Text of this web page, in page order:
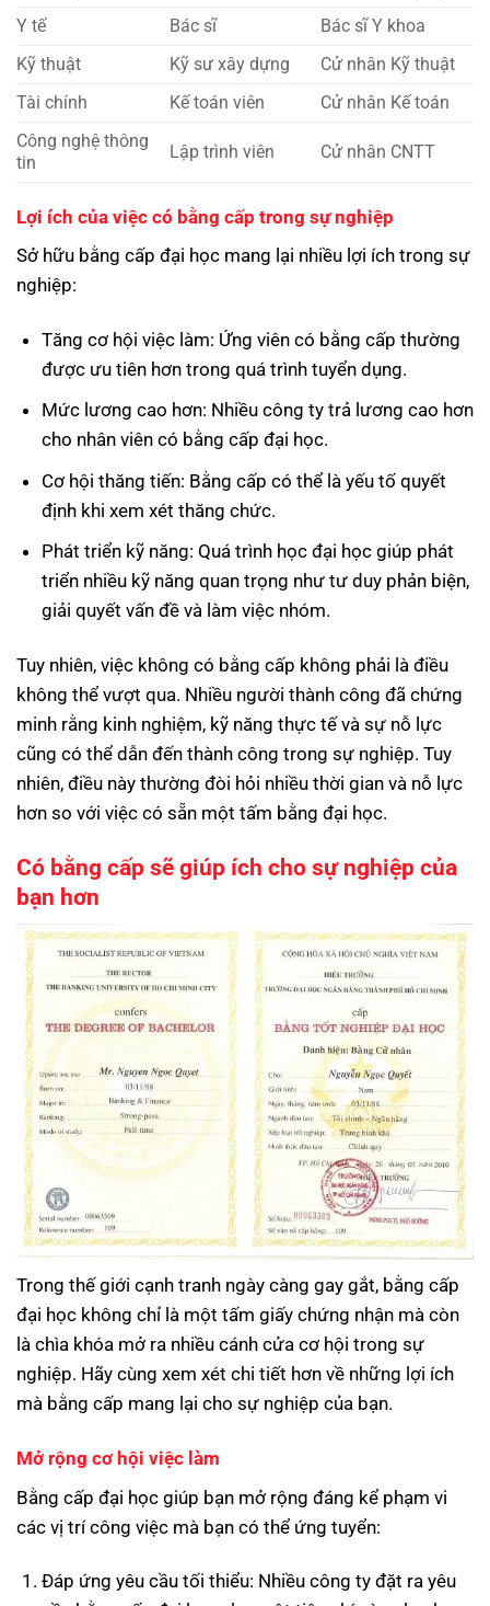
Y tế
Bác sĩ
Bác sĩ Y khoa
Kỹ thuật
Kỹ sư xây dựng
Cử nhân Kỹ thuật
Tài chính
Kế toán viên
Cử nhân Kế toán
Công nghệ thông
tin
Lập trình viên Cử nhân CNTT
Lợi ích của việc có bằng cấp trong sự nghiệp
Sở hữu bằng cấp đại học mang lại nhiều lợi ích trong sự
nghiệp:
Tăng cơ hội việc làm: Ứng viên có bằng cấp thường
được ưu tiên hơn trong quá trình tuyển dụng.
Mức lương cao hơn: Nhiều công ty trả lương cao hơn
cho nhân viên có bằng cấp đại học.
Cơ hội thăng tiến: Bằng cấp có thể là yếu tố quyết
định khi xem xét thăng chức.
Phát triển kỹ năng: Quá trình học đại học giúp phát
triển nhiều kỹ năng quan trọng như tư duy phản biện,
giải quyết vấn đề và làm việc nhóm.
Tuy nhiên, việc không có bằng cấp không phải là điều
không thể vượt qua. Nhiều người thành công đã chứng
minh rằng kinh nghiệm, kỹ năng thực tế và sự nỗ lực
cũng có thể dẫn đến thành công trong sự nghiệp. Tuy
nhiên, điều này thường đòi hỏi nhiều thời gian và nỗ lực
hơn so với việc có sẵn một tấm bằng đại học.
Có bằng cấp sẽ giúp ích cho sự nghiệp của
bạn hơn
Trong thế giới cạnh tranh ngày càng gay gắt, bằng cấp
đại học không chỉ là một tấm giấy chứng nhận mà còn
là chìa khóa mở ra nhiều cánh cửa cơ hội trong sự
nghiệp. Hãy cùng xem xét chi tiết hơn về những lợi ích
mà bằng cấp mang lại cho sự nghiệp của bạn.
Mở rộng cơ hội việc làm
Bằng cấp đại học giúp bạn mở rộng đáng kể phạm vi
các vị trí công việc mà bạn có thể ứng tuyển:
Đáp ứng yêu cầu tối thiểu: Nhiều công ty đặt ra yêu